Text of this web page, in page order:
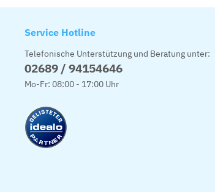
Service Hotline
Telefonische Unterstützung und Beratung unter:
02689 / 94154646
Mo-Fr: 08:00 - 17:00 Uhr